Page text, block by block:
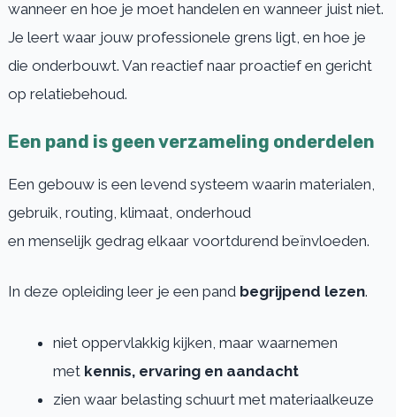
wanneer en hoe je moet handelen en wanneer juist niet.
Je leert waar jouw professionele grens ligt, en hoe je
die onderbouwt. Van reactief naar proactief en gericht
op relatiebehoud.
Een pand is geen verzameling onderdelen
Een gebouw is een levend systeem waarin materialen,
gebruik, routing, klimaat, onderhoud
en menselijk gedrag elkaar voortdurend beïnvloeden.
In deze opleiding leer je een pand begrijpend lezen.
niet oppervlakkig kijken, maar waarnemen
met kennis, ervaring en aandacht
zien waar belasting schuurt met materiaalkeuze